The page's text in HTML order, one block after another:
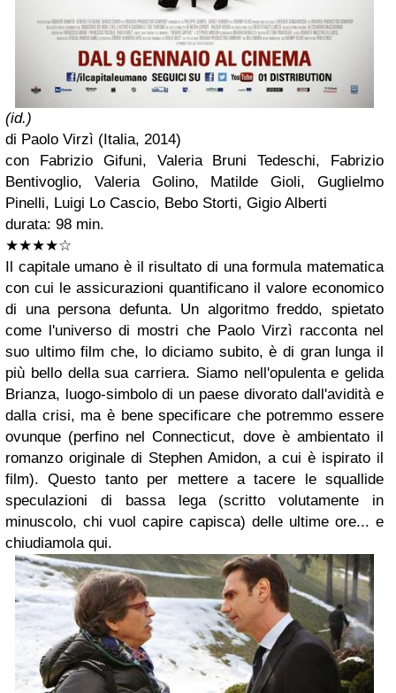
(id.)
di Paolo Virzì (Italia, 2014)
con Fabrizio Gifuni, Valeria Bruni Tedeschi, Fabrizio
Bentivoglio, Valeria Golino, Matilde Gioli, Guglielmo
Pinelli, Luigi Lo Cascio, Bebo Storti, Gigio Alberti
durata: 98 min.
★★★★☆
Il capitale umano è il risultato di una formula matematica
con cui le assicurazioni quantificano il valore economico
di una persona defunta. Un algoritmo freddo, spietato
come l'universo di mostri che Paolo Virzì racconta nel
suo ultimo film che, lo diciamo subito, è di gran lunga il
più bello della sua carriera. Siamo nell'opulenta e gelida
Brianza, luogo-simbolo di un paese divorato dall'avidità e
dalla crisi, ma è bene specificare che potremmo essere
ovunque (perfino nel Connecticut, dove è ambientato il
romanzo originale di Stephen Amidon, a cui è ispirato il
film). Questo tanto per mettere a tacere le squallide
speculazioni di bassa lega (scritto volutamente in
minuscolo, chi vuol capire capisca) delle ultime ore... e
chiudiamola qui.